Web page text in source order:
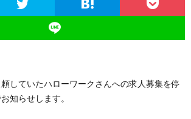
していたハローワークさんへの求人募集を停
知らせします。